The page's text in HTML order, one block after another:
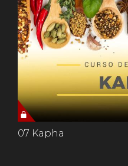
07 Kapha